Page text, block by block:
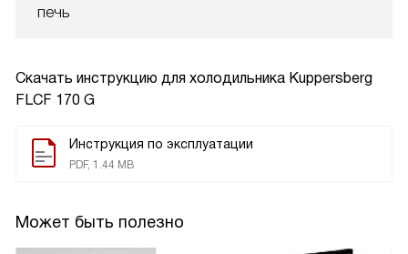
печь
Скачать инструкцию для холодильника Kuppersberg
FLCF 170 G
Инструкция по эксплуатации
PDF, 1.44 MB
Может быть полезно